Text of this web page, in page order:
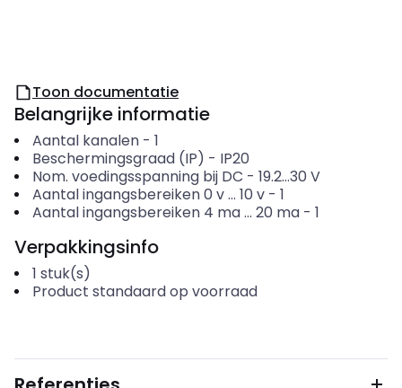
Toon documentatie
Belangrijke informatie
Aantal kanalen- 1
Beschermingsgraad (IP) - IP20
Nom. voedingsspanning bij DC - 19.2...30 V
Aantal ingangsbereiken 0 v ... 10 v- 1
Aantal ingangsbereiken 4 ma ... 20 ma- 1
Verpakkingsinfo
1 stuk(s)
Product standaard op voorraad